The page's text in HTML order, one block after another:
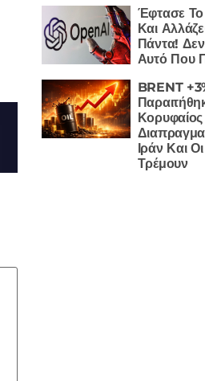
Έφτασε Το
Και
Πάντα! Δεν
Αυτό Που
BRENT
Κορυφαίος
Ιράν Και
Τρέμουν